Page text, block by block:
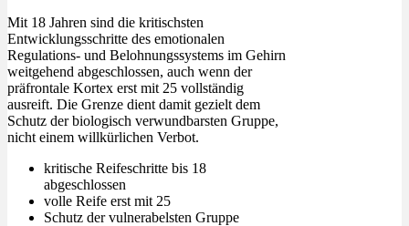
Mit 18 Jahren sind die kritischsten
Entwicklungsschritte des emotionalen
Regulations- und Belohnungssystems im Gehirn
weitgehend abgeschlossen, auch wenn der
präfrontale Kortex erst mit 25 vollständig
ausreift. Die Grenze dient damit gezielt dem
Schutz der biologisch verwundbarsten Gruppe,
nicht einem willkürlichen Verbot.
kritische Reifeschritte bis 18
abgeschlossen
volle Reife erst mit 25
Schutz der vulnerabelsten Gruppe